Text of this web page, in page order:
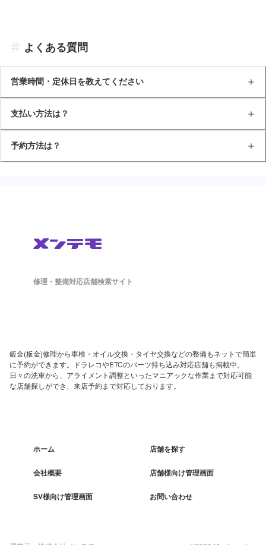
よくある質問
営業時間・定休日を教えてください
支払い方法は？
予約方法は？
修理・整備対応店舗検索サイト
鈑金(板金)修理から車検・オイル交換・タイヤ交換などの整備もネットで簡単
に予約ができます。ドラレコやETCのパーツ持ち込み対応店舗も掲載中。
日々の洗車から、アライメント調整といったマニアックな作業まで対応可能
な店舗探しができ、来店予約まで対応しております。
ホーム 店舗を探す
会社概要 店舗様向け管理画面
SV様向け管理画面 お問い合わせ